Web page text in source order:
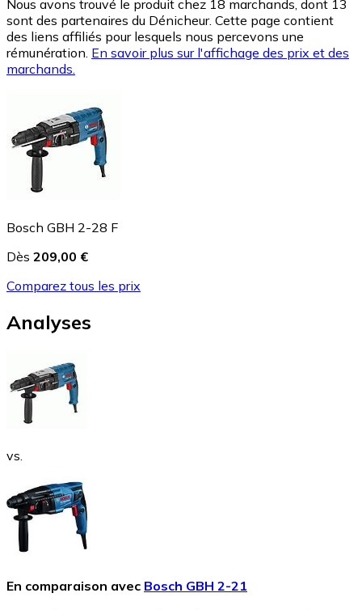
Nous avons trouvé le produit chez 18 marchands, dont 13
sont des partenaires du Dénicheur. Cette page contient
des liens affiliés pour lesquels nous percevons une
rémunération. En savoir plus sur l'affichage des prix et des
marchands.
Bosch GBH 2-28 F
Dès 209,00 €
Comparez tous les prix
Analyses
vs.
En comparaison avec Bosch GBH 2-21